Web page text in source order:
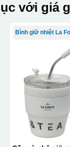
gốm sứ Bước
gốm sứ,
bị nhỏ hoặc to
với giá